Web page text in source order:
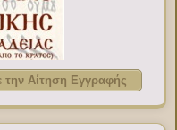
την Αίτηση Εγγραφής